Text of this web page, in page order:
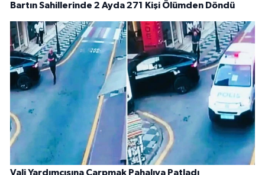
Bartın Sahillerinde 2 Ayda 271 Kişi Ölümden Döndü
Vali Yardımcısına Çarpmak Pahalıya Patladı